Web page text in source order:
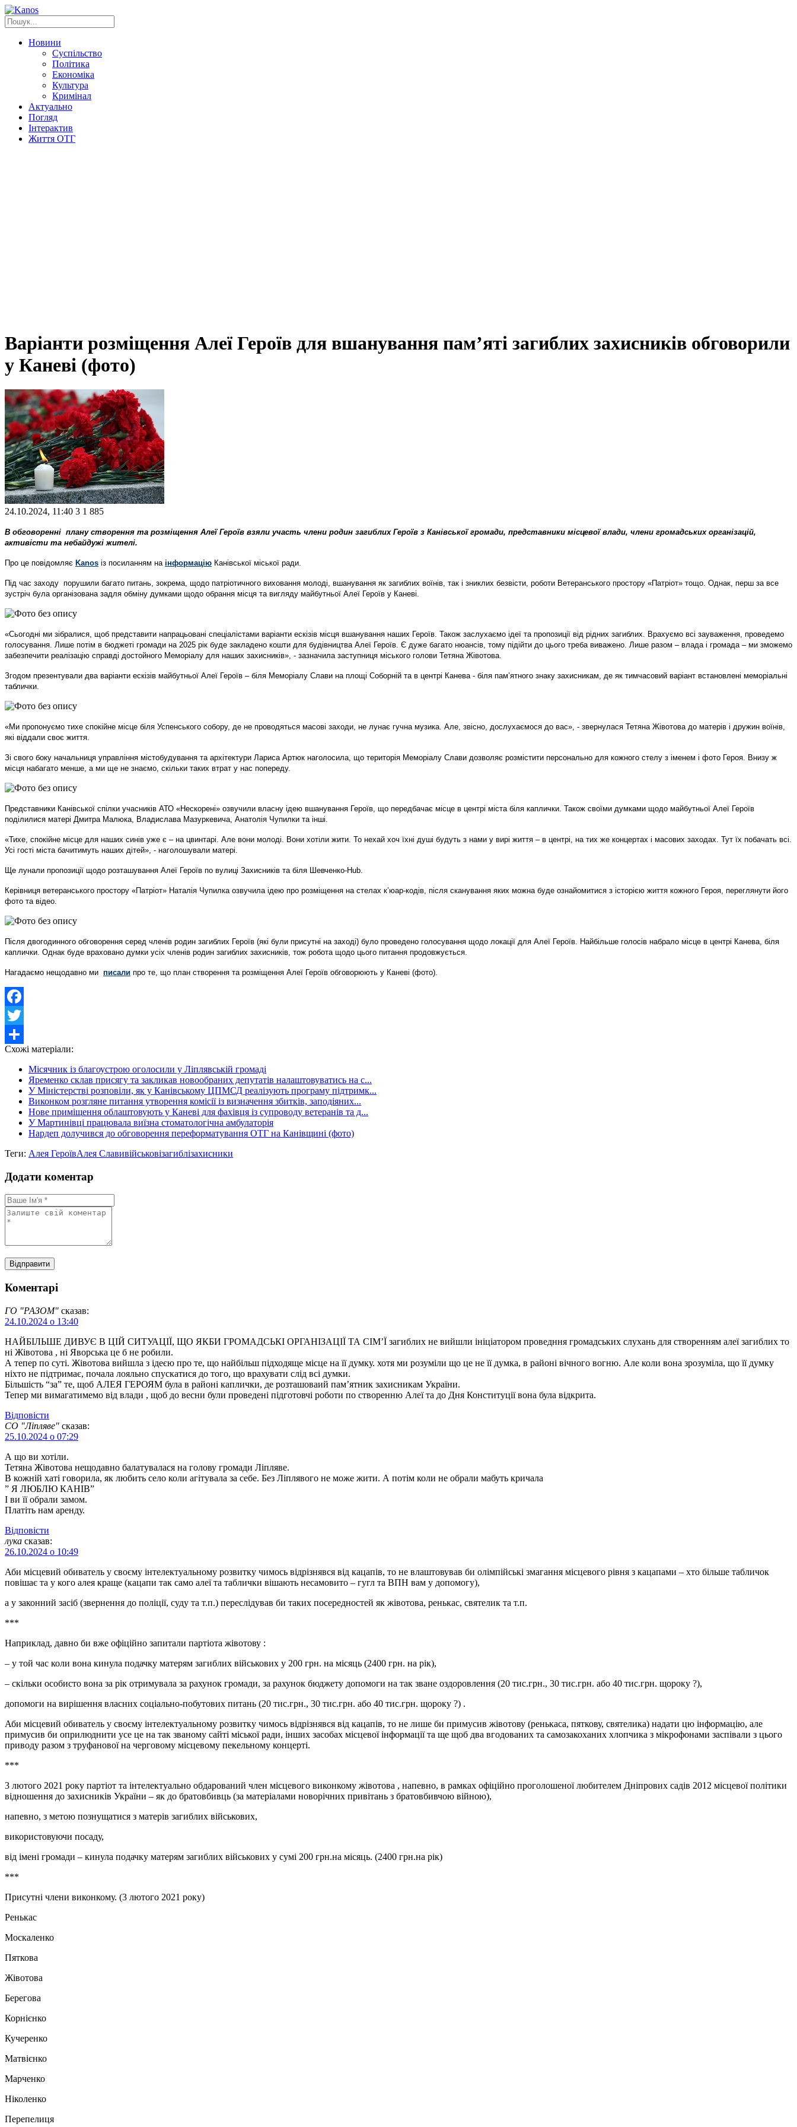
Новини
Суспільство
Політика
Економіка
Культура
Кримінал
Актуально
Погляд
Інтерактив
Життя ОТГ
Варіанти розміщення Алеї Героїв для вшанування пам’яті загиблих захисників обговорили
у Каневі (фото)
24.10.2024, 11:40 3 1 885
В обговоренні плану створення та розміщення Алеї Героїв взяли участь члени родин загиблих Героїв з Канівської громади, представники місцевої влади, члени громадських організацій,
активісти та небайдужі жителі.
Про це повідомляє Kanos із посиланням на інформацію Канівської міської ради.
Під час заходу порушили багато питань, зокрема, щодо патріотичного виховання молоді, вшанування як загиблих воїнів, так і зниклих безвісти, роботи Ветеранського простору «Патріот» тощо. Однак, перш за все
зустріч була організована задля обміну думками щодо обрання місця та вигляду майбутньої Алеї Героїв у Каневі.
«Сьогодні ми зібралися, щоб представити напрацьовані спеціалістами варіанти ескізів місця вшанування наших Героїв. Також заслухаємо ідеї та пропозиції від рідних загиблих. Врахуємо всі зауваження, проведемо
голосування. Лише потім в бюджеті громади на 2025 рік буде закладено кошти для будівництва Алеї Героїв. Є дуже багато нюансів, тому підійти до цього треба виважено. Лише разом – влада і громада – ми зможемо
забезпечити реалізацію справді достойного Меморіалу для наших захисників», - зазначила заступниця міського голови Тетяна Жівотова.
Згодом презентували два варіанти ескізів майбутньої Алеї Героїв – біля Меморіалу Слави на площі Соборній та в центрі Канева - біля пам’ятного знаку захисникам, де як тимчасовий варіант встановлені меморіальні
таблички.
«Ми пропонуємо тихе спокійне місце біля Успенського собору, де не проводяться масові заходи, не лунає гучна музика. Але, звісно, дослухаємося до вас», - звернулася Тетяна Жівотова до матерів і дружин воїнів,
які віддали своє життя.
Зі свого боку начальниця управління містобудування та архітектури Лариса Артюк наголосила, що територія Меморіалу Слави дозволяє розмістити персонально для кожного стелу з іменем і фото Героя. Внизу ж
місця набагато менше, а ми ще не знаємо, скільки таких втрат у нас попереду.
Представники Канівської спілки учасників АТО «Нескорені» озвучили власну ідею вшанування Героїв, що передбачає місце в центрі міста біля каплички. Також своїми думками щодо майбутньої Алеї Героїв
поділилися матері Дмитра Малюка, Владислава Мазуркевича, Анатолія Чупилки та інші.
«Тихе, спокійне місце для наших синів уже є – на цвинтарі. Але вони молоді. Вони хотіли жити. То нехай хоч їхні душі будуть з нами у вирі життя – в центрі, на тих же концертах і масових заходах. Тут їх побачать всі.
Усі гості міста бачитимуть наших дітей», - наголошували матері.
Ще лунали пропозиції щодо розташування Алеї Героїв по вулиці Захисників та біля Шевченко-Hub.
Керівниця ветеранського простору «Патріот» Наталія Чупилка озвучила ідею про розміщення на стелах к’юар-кодів, після сканування яких можна буде ознайомитися з історією життя кожного Героя, переглянути його
фото та відео.
Після двогодинного обговорення серед членів родин загиблих Героїв (які були присутні на заході) було проведено голосування щодо локації для Алеї Героїв. Найбільше голосів набрало місце в центрі Канева, біля
каплички. Однак буде враховано думки усіх членів родин загиблих захисників, тож робота щодо цього питання продовжується.
Нагадаємо нещодавно ми писали про те, що план створення та розміщення Алеї Героїв обговорюють у Каневі (фото).
Facebook
Twitter
Share
Схожі матеріали:
Місячник із благоустрою оголосили у Ліплявській громаді
Яременко склав присягу та закликав новообраних депутатів налаштовуватись на с...
У Міністерстві розповіли, як у Канівському ЦПМСД реалізують програму підтримк...
Виконком розгляне питання утворення комісії із визначення збитків, заподіяних...
Нове приміщення облаштовують у Каневі для фахівця із супроводу ветеранів та д...
У Мартинівці працювала виїзна стоматологічна амбулаторія
Нардеп долучився до обговорення переформатування ОТГ на Канівщині (фото)
Теги: Алея ГероївАлея Славивійськовізагиблізахисники
Додати коментар
Коментарі
ГО "РАЗОМ" сказав:
24.10.2024 о 13:40
НАЙБІЛЬШЕ ДИВУЄ В ЦІЙ СИТУАЦІЇ, ЩО ЯКБИ ГРОМАДСЬКІ ОРГАНІЗАЦІЇ ТА СІМ’Ї загиблих не вийшли ініціатором проведння громадських слухань для створенням алеї загиблих то
ні Жівотова , ні Яворська це б не робили.
А тепер по суті. Жівотова вийшла з ідеєю про те, що найбільш підходяще місце на її думку. хотя ми розуміли що це не її думка, в районі вічного вогню. Але коли вона зрозуміла, що її думку
ніхто не підтримає, почала лояльно спускатися до того, що врахувати слід всі думки.
Більшість “за” те, щоб АЛЕЯ ГЕРОЯМ була в районі каплички, де розташоваий пам’ятник захисникам України.
Тепер ми вимагатимемо від влади , щоб до весни були проведені підготовчі роботи по створенню Алеї та до Дня Конституції вона була відкрита.
Відповіcти
СО "Ліпляве" сказав:
25.10.2024 о 07:29
А що ви хотіли.
Тетяна Жівотова нещодавно балатувалася на голову громади Ліпляве.
В кожній хаті говорила, як любить село коли агітувала за себе. Без Ліплявого не може жити. А потім коли не обрали мабуть кричала
” Я ЛЮБЛЮ КАНІВ”
І ви її обрали замом.
Платіть нам аренду.
Відповіcти
лука сказав:
26.10.2024 о 10:49
Аби місцевий обиватель у своєму інтелектуальному розвитку чимось відрізнявся від кацапів, то не влаштовував би олімпійські змагання місцевого рівня з кацапами – хто більше табличок
повішає та у кого алея краще (кацапи так само алеї та таблички вішають несамовито – гугл та ВПН вам у допомогу),
а у законний засіб (звернення до поліції, суду та т.п.) переслідував би таких посередностей як жівотова, ренькас, святелик та т.п.
***
Наприклад, давно би вже офіційно запитали партіота жівотову :
– у той час коли вона кинула подачку матерям загиблих військових у 200 грн. на місяць (2400 грн. на рік),
– скільки особисто вона за рік отримувала за рахунок громади, за рахунок бюджету допомоги на так зване оздоровлення (20 тис.грн., 30 тис.грн. або 40 тис.грн. щороку ?),
допомоги на вирішення власних соціально-побутових питань (20 тис.грн., 30 тис.грн. або 40 тис.грн. щороку ?) .
Аби місцевий обиватель у своєму інтелектуальному розвитку чимось відрізнявся від кацапів, то не лише би примусив жівотову (ренькаса, пяткову, святелика) надати цю інформацію, але
примусив би оприлюднити усе це на так званому сайті міської ради, інших засобах місцевої інформації та ще щоб два вгодованих та самозакоханих хлопчика з мікрофонами заспівали з цього
приводу разом з труфанової на черговому місцевому пекельному концерті.
***
3 лютого 2021 року партіот та інтелектуально обдарований член місцевого виконкому жівотова , напевно, в рамках офіційно проголошеної любителем Дніпрових садів 2012 місцевої політики
відношення до захисників України – як до братовбивць (за матеріалами новорічних привітань з братовбивчою війною),
напевно, з метою познущатися з матерів загиблих військових,
використовуючи посаду,
від імені громади – кинула подачку матерям загиблих військових у сумі 200 грн.на місяць. (2400 грн.на рік)
***
Присутні члени виконкому. (3 лютого 2021 року)
Ренькас
Москаленко
Пяткова
Жівотова
Берегова
Корнієнко
Кучеренко
Матвієнко
Марченко
Ніколенко
Перепелиця